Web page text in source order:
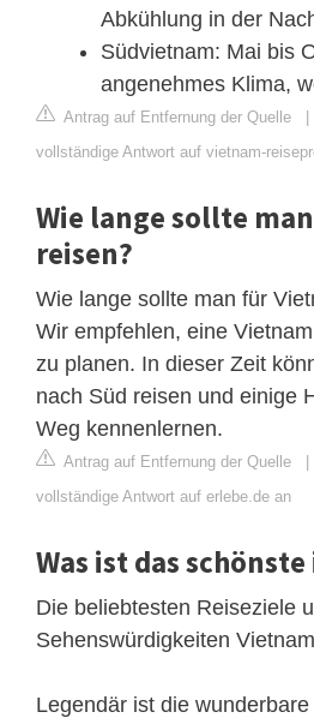
Abkühlung in der
Südvietnam: Mai bis
angenehmes Klima,
Antrag auf Entfernung der Quelle |
vollständige Antwort auf vietnam-
Wie lange sollte
reisen?
Wie lange sollte man für
Wir empfehlen, eine
zu planen. In dieser Zeit
nach Süd reisen und einige
Weg kennenlernen.
Antrag auf Entfernung der Quelle |
vollständige Antwort auf erlebe.de an
Was ist das
Die beliebtesten Reiseziele
Sehenswürdigkeiten
Legendär ist die